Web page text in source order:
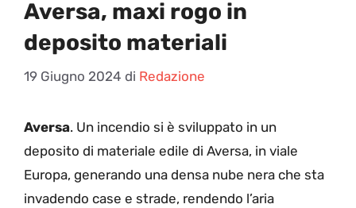
Aversa, maxi rogo in
deposito materiali
19 Giugno 2024 di Redazione
Aversa. Un incendio si è sviluppato in un
deposito di materiale edile di Aversa, in viale
Europa, generando una densa nube nera che sta
invadendo case e strade, rendendo l’aria